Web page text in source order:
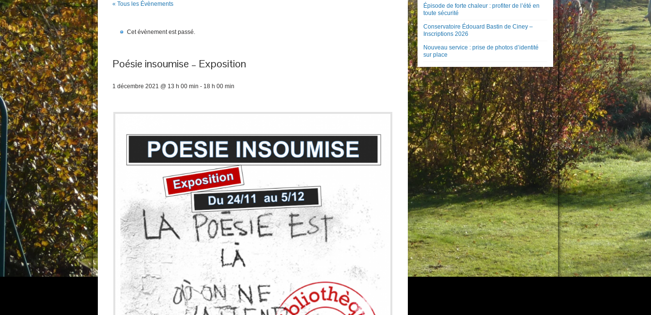
« Tous les Évènements
Cet évènement est passé.
Poésie insoumise – Exposition
1 décembre 2021 @ 13 h 00 min - 18 h 00 min
Épisode de forte chaleur : profiter de l’été en
toute sécurité
Conservatoire Édouard Bastin de Ciney –
Inscriptions 2026
Nouveau service : prise de photos d’identité
sur place